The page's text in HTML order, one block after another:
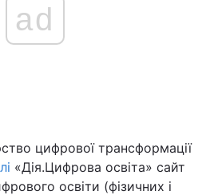
ad
цифрової трансформації
«Дія.Цифрова освіта» сайт
освіти (фізичних і